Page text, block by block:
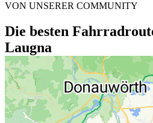
VON UNSERER COMMUNITY
Die besten
Laugna